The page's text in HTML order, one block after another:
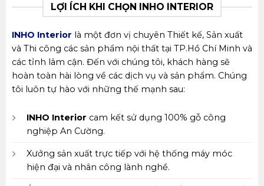
LỢI ÍCH KHI CHỌN INHO INTERIOR
INHO Interior là một đơn vị chuyên Thiết kế, Sản xuất
và Thi công các sản phẩm nội thất tại TP.Hồ Chí Minh và
các tỉnh lâm cận. Đến với chúng tôi, khách hàng sẽ
hoàn toàn hài lòng về các dịch vụ và sản phẩm. Chúng
tôi luôn tự hào với những thế mạnh sau:
INHO Interior cam kết sử dụng 100% gỗ công
nghiệp An Cường.
Xưởng sản xuất trực tiếp với hệ thống máy móc
hiện đại và nhân công lành nghề.